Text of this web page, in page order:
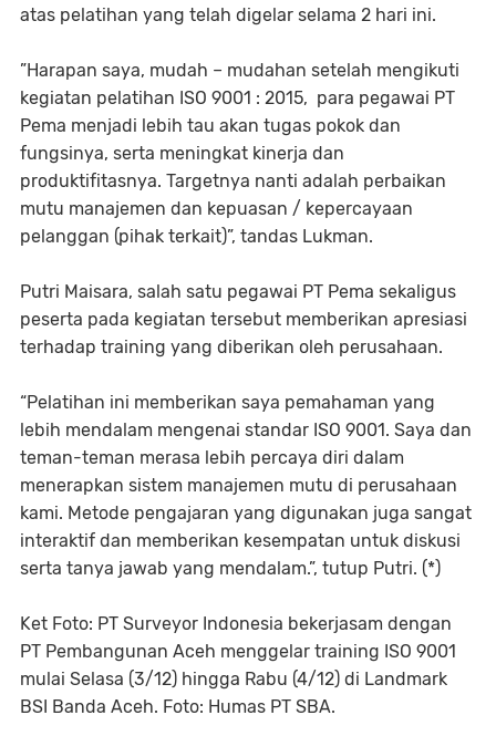
atas pelatihan yang telah digelar selama 2 hari ini.
”Harapan saya, mudah – mudahan setelah mengikuti
kegiatan pelatihan ISO 9001 : 2015, para pegawai PT
Pema menjadi lebih tau akan tugas pokok dan
fungsinya, serta meningkat kinerja dan
produktifitasnya. Targetnya nanti adalah perbaikan
mutu manajemen dan kepuasan / kepercayaan
pelanggan (pihak terkait)”, tandas Lukman.
Putri Maisara, salah satu pegawai PT Pema sekaligus
peserta pada kegiatan tersebut memberikan apresiasi
terhadap training yang diberikan oleh perusahaan.
“Pelatihan ini memberikan saya pemahaman yang
lebih mendalam mengenai standar ISO 9001. Saya dan
teman-teman merasa lebih percaya diri dalam
menerapkan sistem manajemen mutu di perusahaan
kami. Metode pengajaran yang digunakan juga sangat
interaktif dan memberikan kesempatan untuk diskusi
serta tanya jawab yang mendalam.”, tutup Putri. (*)
Ket Foto: PT Surveyor Indonesia bekerjasam dengan
PT Pembangunan Aceh menggelar training ISO 9001
mulai Selasa (3/12) hingga Rabu (4/12) di Landmark
BSI Banda Aceh. Foto: Humas PT SBA.